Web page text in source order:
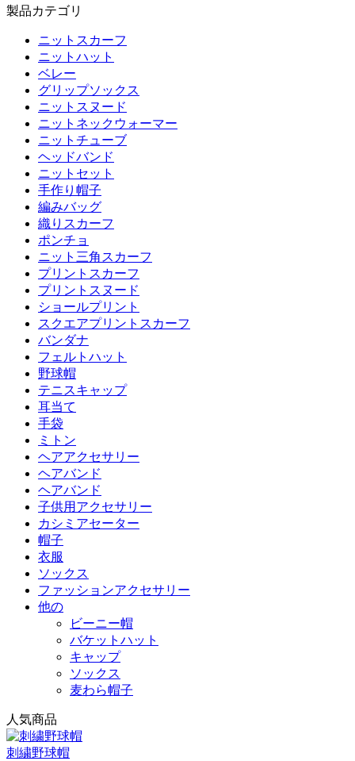
製品カテゴリ
ニットスカーフ
ニットハット
ベレー
グリップソックス
ニットスヌード
ニットネックウォーマー
ニットチューブ
ヘッドバンド
ニットセット
手作り帽子
編みバッグ
織りスカーフ
ポンチョ
ニット三角スカーフ
プリントスカーフ
プリントスヌード
ショールプリント
スクエアプリントスカーフ
バンダナ
フェルトハット
野球帽
テニスキャップ
耳当て
手袋
ミトン
ヘアアクセサリー
ヘアバンド
ヘアバンド
子供用アクセサリー
カシミアセーター
帽子
衣服
ソックス
ファッションアクセサリー
他の
ビーニー帽
バケットハット
キャップ
ソックス
麦わら帽子
人気商品
刺繍野球帽